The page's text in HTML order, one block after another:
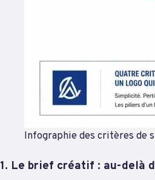
Infographie des critères de
1. Le brief créatif : au-delà